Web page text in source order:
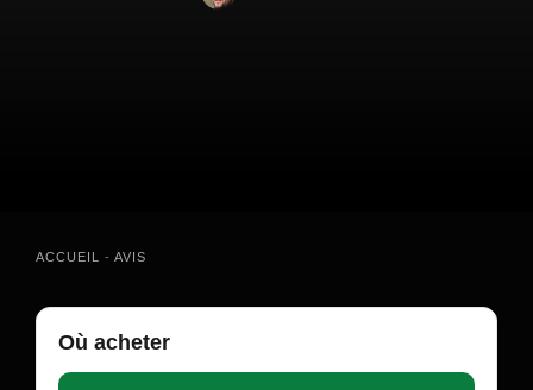
ACCUEIL - AVIS
Où acheter